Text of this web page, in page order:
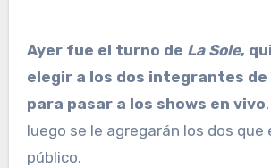
Ayer fue el turno de La Sole,
elegir a los dos integrantes de
para pasar a los shows en vivo
luego se le agregarán los dos que
público.